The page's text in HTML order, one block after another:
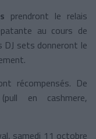
prendront le relais
au cours de
DJ sets donneront le
récompensés. De
(pull en cashmere,
samedi 11 octobre